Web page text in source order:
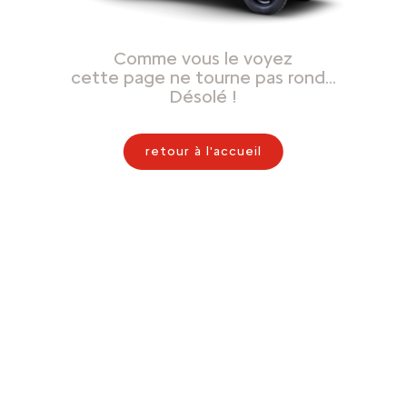
Comme vous le voyez
cette page ne tourne pas rond…
Désolé !
retour à l'accueil